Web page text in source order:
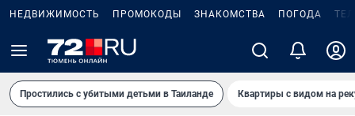
НЕДВИЖИМОСТЬ ПРОМОКОДЫ ЗНАКОМСТВА ПОГОДА
Простились с убитыми детьми в Таиланде Квартиры с видом на